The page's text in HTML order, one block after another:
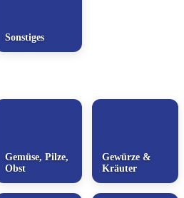
Sonstiges
Gemüse, Pilze,
Obst
Gewürze &
Kräuter